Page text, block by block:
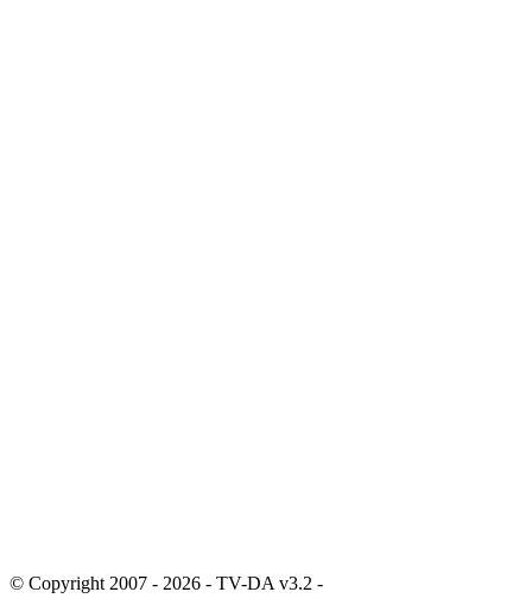
© Copyright 2007 - 2026 - TV-DA v3.2 -